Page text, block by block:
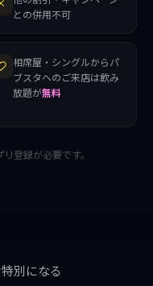
との併用不可
相席屋・シングルからパ
ブスタへのご来店は飲み
放題が無料
登録が必要です。
別になる